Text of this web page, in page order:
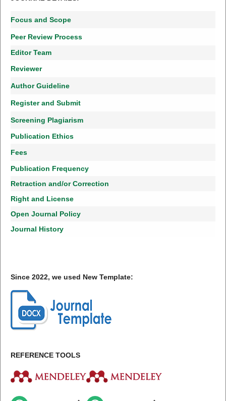
Focus and Scope
Peer Review Process
Editor Team
Reviewer
Author Guideline
Register and Submit
Screening Plagiarism
Publication Ethics
Fees
Publication Frequency
Retraction and/or Correction
Right and License
Open Journal Policy
Journal History
Since 2022, we used New Template:
REFERENCE TOOLS